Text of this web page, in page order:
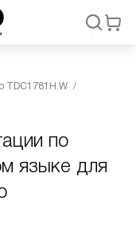
TDC1781H.W
по
языке для